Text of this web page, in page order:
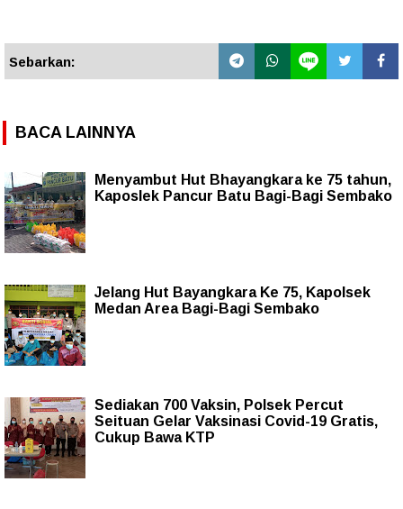
Sebarkan:
BACA LAINNYA
Menyambut Hut Bhayangkara ke 75 tahun,
Kaposlek Pancur Batu Bagi-Bagi Sembako
Jelang Hut Bayangkara Ke 75, Kapolsek
Medan Area Bagi-Bagi Sembako
Sediakan 700 Vaksin, Polsek Percut
Seituan Gelar Vaksinasi Covid-19 Gratis,
Cukup Bawa KTP